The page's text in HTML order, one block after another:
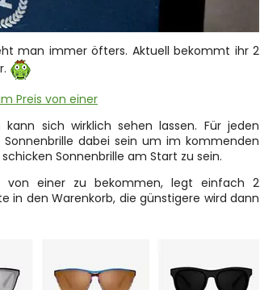
man immer öfters. Aktuell bekommt ihr 2
Preis von einer
kann sich wirklich sehen lassen. Für jeden
dabei sein um im kommenden
Sonnenbrille am Start zu sein.
von einer zu bekommen, legt einfach 2
in den Warenkorb, die günstigere wird dann